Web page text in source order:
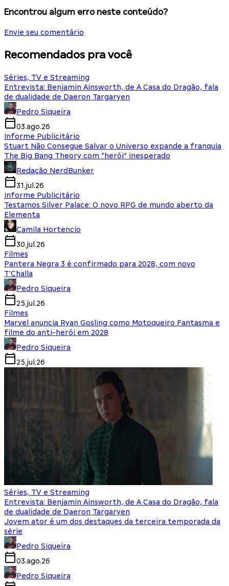
Encontrou algum erro neste conteúdo?
Envie seu comentário
Recomendados pra você
Séries, TV e Streaming
Entrevista: Benjamin Ainsworth, de A Casa do Dragão, fala
de dualidade de Daeron Targaryen
Pedro Siqueira
03.ago.26
Informe Publicitário
Stuart Não Consegue Salvar o Universo expande a franquia
The Big Bang Theory com “herói” inesperado
Redação NerdBunker
31.jul.26
Informe Publicitário
Testamos Silver Palace: O novo RPG de mundo aberto da
Elementa
Camila Hortencio
30.jul.26
Filmes
Pantera Negra 3 é confirmado para 2028, com novo
T'Challa
Pedro Siqueira
25.jul.26
Filmes
Marvel anuncia Ryan Gosling como Motoqueiro Fantasma e
filme do anti-herói em 2028
Pedro Siqueira
25.jul.26
Séries, TV e Streaming
Entrevista: Benjamin Ainsworth, de A Casa do Dragão, fala
de dualidade de Daeron Targaryen
Jovem ator é um dos destaques da terceira temporada da
série
Pedro Siqueira
03.ago.26
Pedro Siqueira